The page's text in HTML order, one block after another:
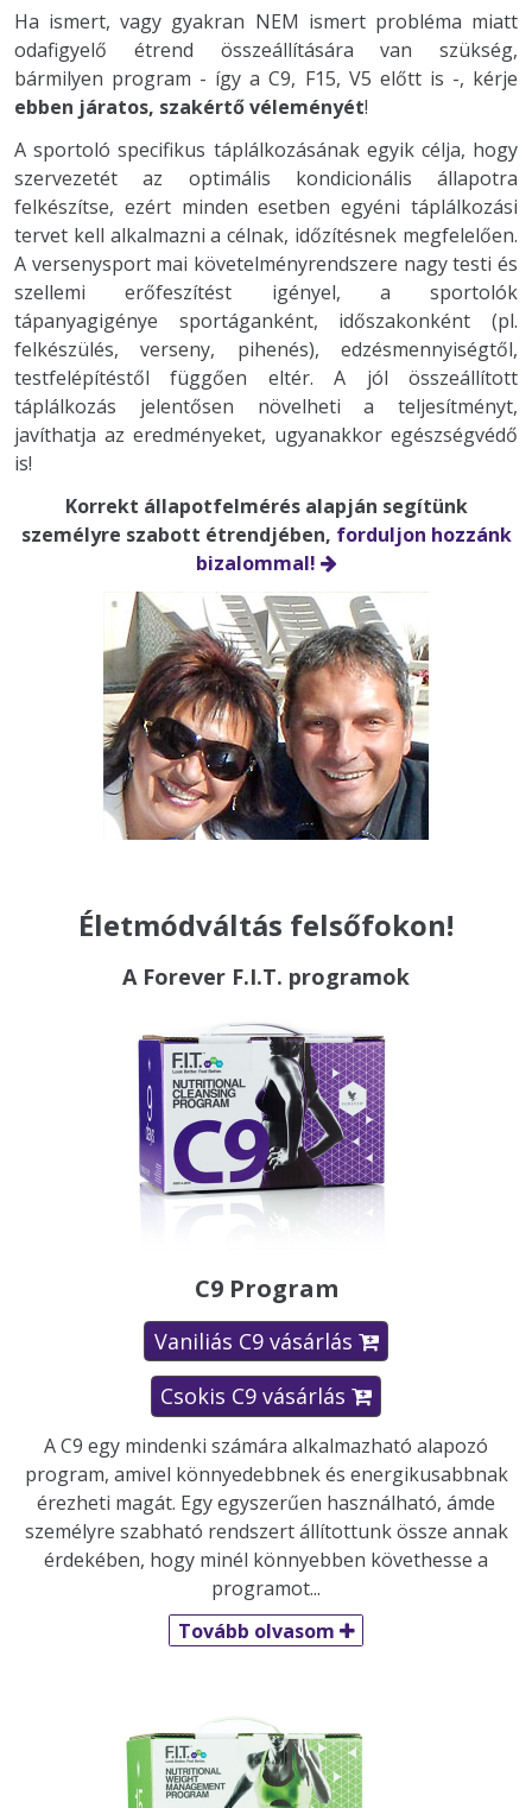
Ha ismert, vagy gyakran NEM ismert probléma miatt
odafigyelő étrend összeállítására van szükség,
bármilyen program - így a C9, F15, V5 előtt is -, kérje
ebben járatos, szakértő véleményét!
A sportoló specifikus táplálkozásának egyik célja, hogy
szervezetét az optimális kondicionális állapotra
felkészítse, ezért minden esetben egyéni táplálkozási
tervet kell alkalmazni a célnak, időzítésnek megfelelően.
A versenysport mai követelményrendszere nagy testi és
szellemi erőfeszítést igényel, a sportolók
tápanyagigénye sportáganként, időszakonként (pl.
felkészülés, verseny, pihenés), edzésmennyiségtől,
testfelépítéstől függően eltér. A jól összeállított
táplálkozás jelentősen növelheti a teljesítményt,
javíthatja az eredményeket, ugyanakkor egészségvédő
is!
Korrekt állapotfelmérés alapján segítünk
személyre szabott étrendjében, forduljon hozzánk
bizalommal!
Életmódváltás felsőfokon!
A Forever F.I.T. programok
C9 Program
Vaniliás C9 vásárlás 
Csokis C9 vásárlás 
A C9 egy mindenki számára alkalmazható alapozó
program, amivel könnyedebbnek és energikusabbnak
érezheti magát. Egy egyszerűen használható, ámde
személyre szabható rendszert állítottunk össze annak
érdekében, hogy minél könnyebben követhesse a
programot...
Tovább olvasom 